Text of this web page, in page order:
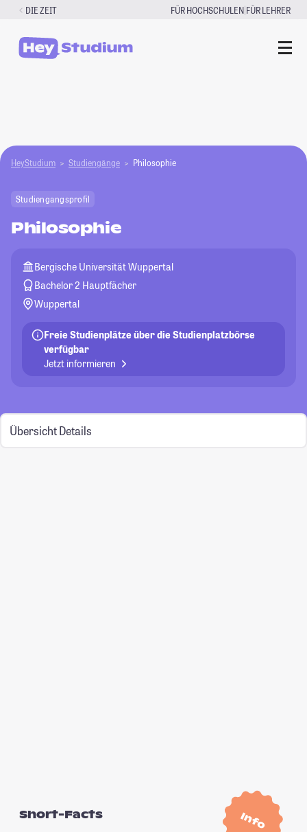
Zum
springen
DIE ZEIT FÜR HOCHSCHULEN|FÜR LEHRER
HeyStudium Studiengänge Philosophie
Studiengangsprofil
Philosophie
Bergische Universität Wuppertal
Bachelor 2 Hauptfächer
Wuppertal
Freie Studienplätze über die Studienplatzbörse
verfügbar
Jetzt informieren
Übersicht Details
Info
Short-Facts